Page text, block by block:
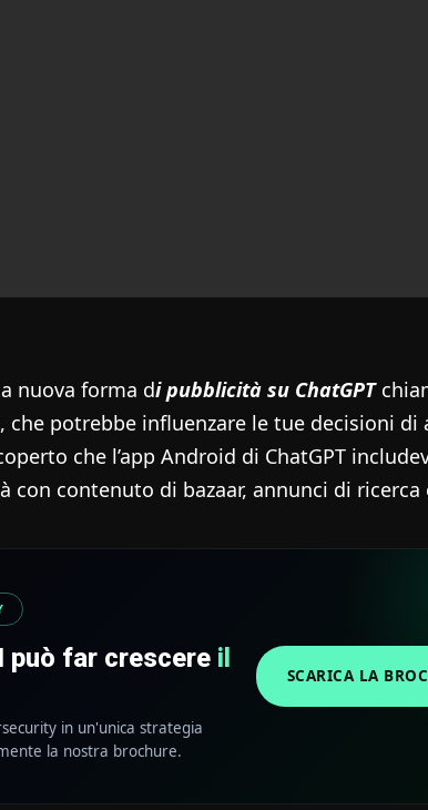
nuova forma di pubblicità su ChatGPT
che potrebbe influenzare le tue decisioni di
che l’app Android di ChatGPT
con contenuto di bazaar, annunci di ricerca
può far crescere il
in un'unica strategia
la nostra brochure.
SCARICA LA